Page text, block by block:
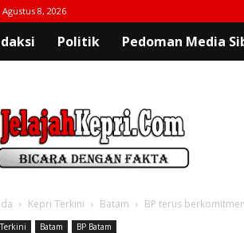
Agustus 8, 2026
Politik Pedoman Media
Kepri Terkini Batam BP terus
Batam BP Batam